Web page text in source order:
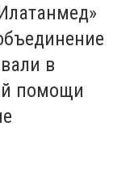
в
помощи